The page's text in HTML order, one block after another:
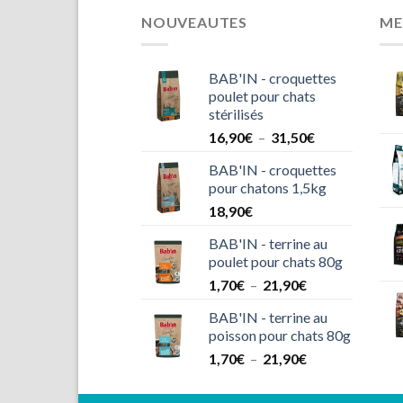
NOUVEAUTES
BAB'IN - croquettes
poulet pour chats
stérilisés
16,90€ – 31,50€Plage
prix :
16,90€
BAB'IN - croquettes
pour chatons 1,5kg
18,90€
BAB'IN - terrine au
poulet pour chats 80g
1,70€ – 21,90€Plage
prix :
1,70€
à
BAB'IN - terrine au
poisson pour chats 80g
1,70€ – 21,90€Plage
prix :